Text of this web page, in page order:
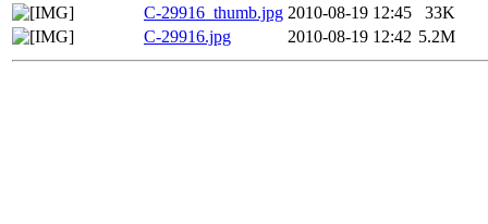
C-29916_thumb.jpg 2010-08-19 12:45
33K
C-29916.jpg
2010-08-19 12:42 5.2M